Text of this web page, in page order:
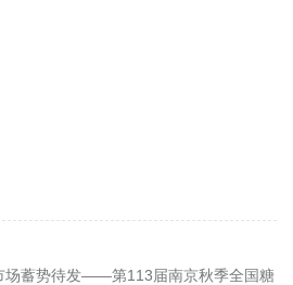
场蓄势待发——第113届南京秋季全国糖